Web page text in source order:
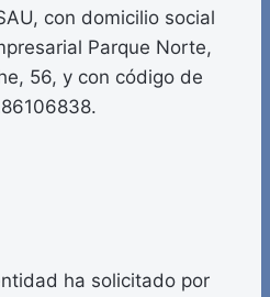
con domicilio social
Parque Norte,
56, y con código de
ha solicitado por